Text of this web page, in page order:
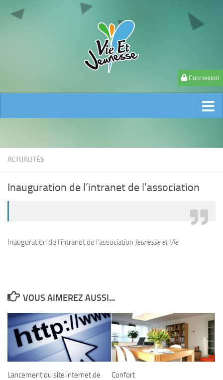
Connexion
ACTUALITÉS
Inauguration de l’intranet de l’association
Inauguration de l’intranet de l’association Jeunesse et Vie.
VOUS AIMEREZ AUSSI...
Lancement du site internet de
Confort